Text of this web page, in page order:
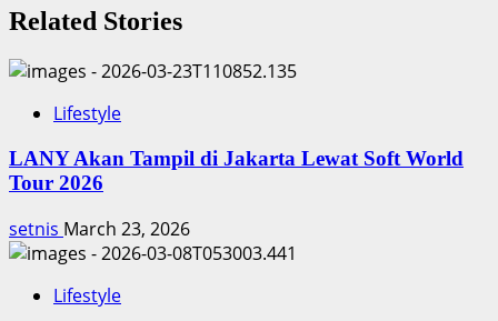
Related Stories
Lifestyle
LANY Akan Tampil di Jakarta Lewat Soft World
Tour 2026
setnis March 23, 2026
Lifestyle